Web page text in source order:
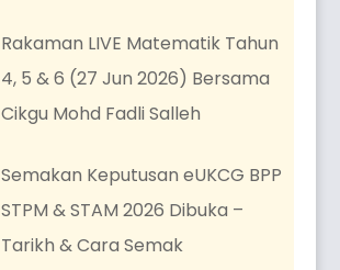
Rakaman LIVE Matematik Tahun
4, 5 & 6 (27 Jun 2026) Bersama
Cikgu Mohd Fadli Salleh
Semakan Keputusan eUKCG BPP
STPM & STAM 2026 Dibuka –
Tarikh & Cara Semak